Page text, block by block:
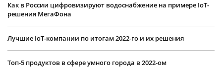
Как в России цифровизируют водоснабжение на примере IoT-
решения МегаФона
Лучшие IoT-компании по итогам 2022-го и их решения
Топ-5 продуктов в сфере умного города в 2022-ом